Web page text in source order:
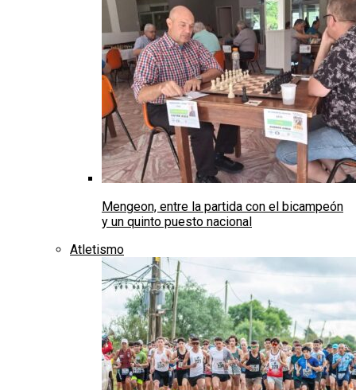
Mengeon, entre la partida con el bicampeón
y un quinto puesto nacional
Atletismo